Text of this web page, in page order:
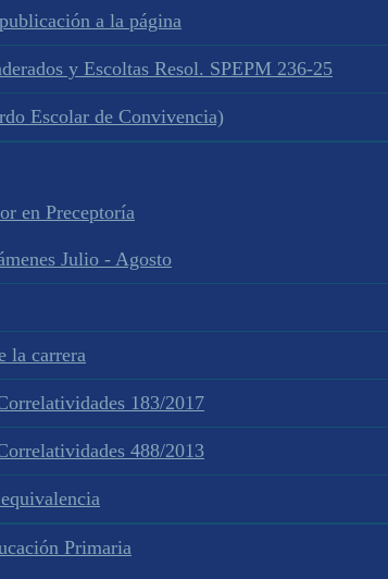
a la página
y Escoltas Resol. SPEPM 236-25
Escolar de Convivencia)
en Preceptoría
Julio - Agosto
la carrera
183/2017
488/2013
Primaria